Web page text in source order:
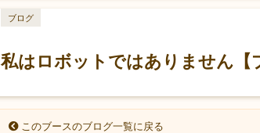
私はロボットではありません【
ブログ
このブースのブログ一覧に戻る